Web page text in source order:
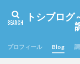
トシブロ
プロフィール Blog